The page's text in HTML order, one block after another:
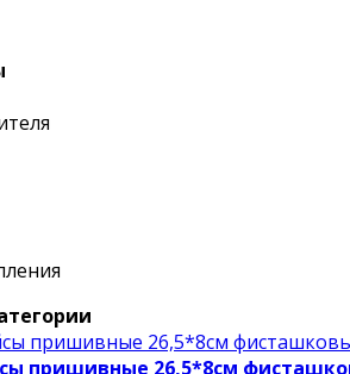
пришивные 26,5*8см